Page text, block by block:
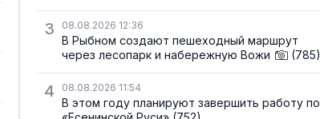
3 08.08.2026 12:36
В Рыбном создают пешеходный маршрут
через лесопарк и набережную Вожи
(785)
4 08.08.2026 11:54
В этом году планируют завершить работу по